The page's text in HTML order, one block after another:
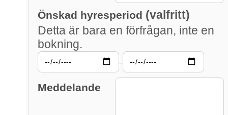
Önskad hyresperiod (valfritt)
Detta är bara en förfrågan, inte en
bokning.
–
Meddelande